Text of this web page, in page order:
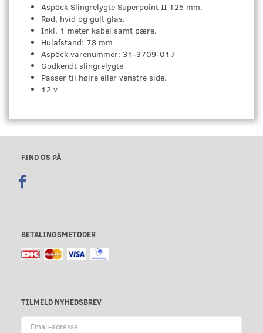
Aspöck Slingrelygte Superpoint II 125 mm.
Rød, hvid og gult glas.
Inkl. 1 meter kabel samt pære.
Hulafstand: 78 mm
Aspöck varenummer: 31-3709-017
Godkendt slingrelygte
Passer til højre eller venstre side.
12 v
FIND OS PÅ
BETALINGSMETODER
TILMELD NYHEDSBREV
adresse